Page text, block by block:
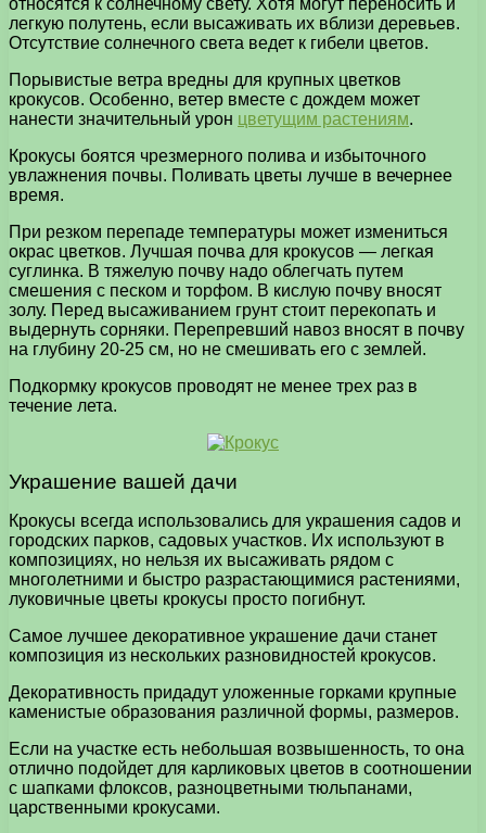
легкую полутень, если высаживать их вблизи деревьев.
Отсутствие солнечного света ведет к гибели цветов.
Порывистые ветра вредны для крупных цветков
крокусов. Особенно, ветер вместе с дождем может
нанести значительный урон цветущим растениям.
Крокусы боятся чрезмерного полива и избыточного
увлажнения почвы. Поливать цветы лучше в вечернее
время.
При резком перепаде температуры может измениться
окрас цветков. Лучшая почва для крокусов — легкая
суглинка. В тяжелую почву надо облегчать путем
смешения с песком и торфом. В кислую почву вносят
золу. Перед высаживанием грунт стоит перекопать и
выдернуть сорняки. Перепревший навоз вносят в почву
на глубину 20-25 см, но не смешивать его с землей.
Подкормку крокусов проводят не менее трех раз в
течение лета.
Украшение вашей дачи
Крокусы всегда использовались для украшения садов и
городских парков, садовых участков. Их используют в
композициях, но нельзя их высаживать рядом с
многолетними и быстро разрастающимися растениями,
луковичные цветы крокусы просто погибнут.
Самое лучшее декоративное украшение дачи станет
композиция из нескольких разновидностей крокусов.
Декоративность придадут уложенные горками крупные
каменистые образования различной формы, размеров.
Если на участке есть небольшая возвышенность, то она
отлично подойдет для карликовых цветов в соотношении
с шапками флоксов, разноцветными тюльпанами,
царственными крокусами.